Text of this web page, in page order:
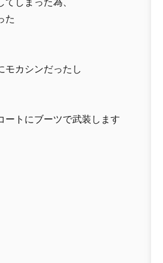
てしまった為、
た
モカシンだったし
ートにブーツで武装します